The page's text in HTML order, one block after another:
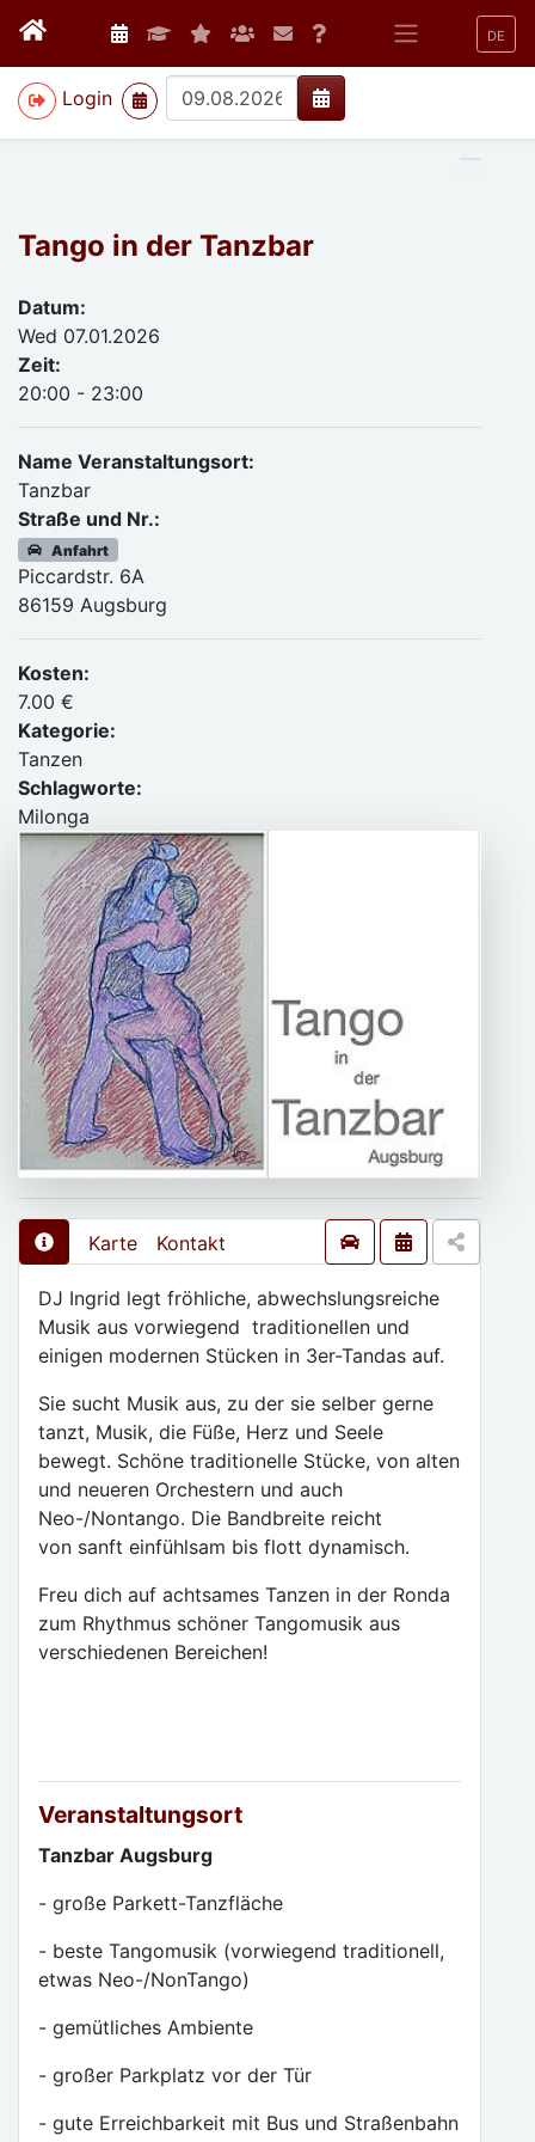
DE
Login
>
Tango in der Tanzbar
Datum:
Wed 07.01.2026
Zeit:
20:00 - 23:00
Name Veranstaltungsort:
Tanzbar
Straße und Nr.:
Anfahrt
Piccardstr. 6A
86159 Augsburg
Kosten:
7.00 €
Kategorie:
Tanzen
Schlagworte:
Milonga
Karte Kontakt
DJ Ingrid legt fröhliche, abwechslungsreiche
Musik aus vorwiegend traditionellen und
einigen modernen Stücken in 3er-Tandas auf.
Sie sucht Musik aus, zu der sie selber gerne
tanzt, Musik, die Füße, Herz und Seele
bewegt. Schöne traditionelle Stücke, von alten
und neueren Orchestern und auch
Neo-/Nontango. Die Bandbreite reicht
von sanft einfühlsam bis flott dynamisch.
Freu dich auf achtsames Tanzen in der Ronda
zum Rhythmus schöner Tangomusik aus
verschiedenen Bereichen!
Veranstaltungsort
Tanzbar Augsburg
- große Parkett-Tanzfläche
- beste Tangomusik (vorwiegend traditionell,
etwas Neo-/NonTango)
- gemütliches Ambiente
- großer Parkplatz vor der Tür
- gute Erreichbarkeit mit Bus und Straßenbahn